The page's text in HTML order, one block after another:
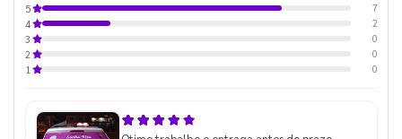
5
7
4
2
3
0
2
0
1
0